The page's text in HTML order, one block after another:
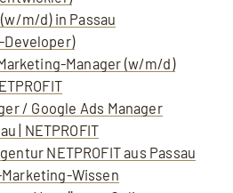
m/d) in Passau
Developer)
Manager (w/m/d)
/ Google Ads Manager
| NETPROFIT
NETPROFIT aus Passau
Wissen